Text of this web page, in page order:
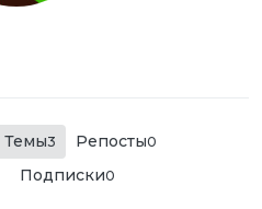
Темы3 Репосты0
Подписки0